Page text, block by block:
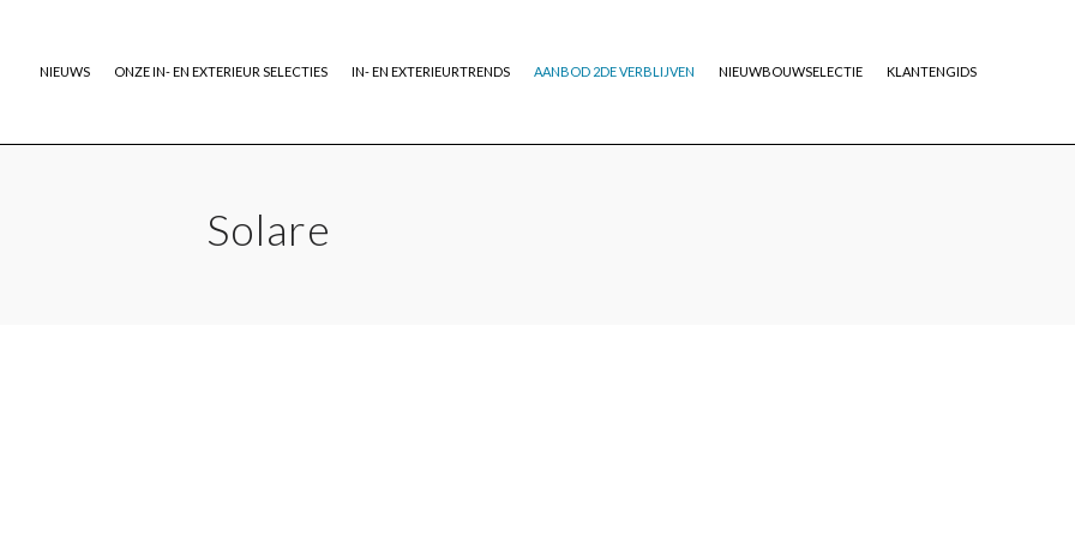
NIEUWS ONZE IN- EN EXTERIEUR SELECTIES IN- EN EXTERIEURTRENDS AANBOD 2DE VERBLIJVEN NIEUWBOUWSELECTIE KLANTENGIDS
Solare